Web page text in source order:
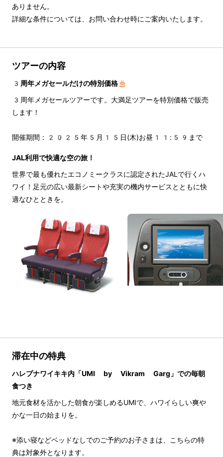
ありません。
詳細な条件については、お問い合わせ時にご案内いたします。
ツアーの内容
3周年メガセールだけの特別価格🎂
3周年メガセールツアーです。大満足ツアーを特別価格で販売
します！
開催期間：2025年5月15日(木)お昼11:59まで
JAL利用で快適な空の旅！
世界で最も優れたエコノミークラスに認定されたJALで行くハ
ワイ！足元の広い最新シートや充実の機内サービスとともに快
適なひとときを。
滞在中の特典
ハレプナワイキキ内「UMI by Vikram Garg」での毎朝
食つき
地元食材を活かした朝食が楽しめるUMIで、ハワイらしい爽や
かな一日の始まりを。
※添い寝などベッドなしでのご予約のお子さまは、こちらの特
典は対象外となります。